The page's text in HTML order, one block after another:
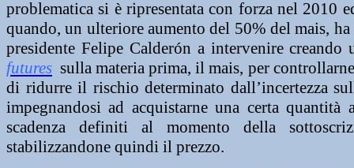
problematica si è ripresentata con forza nel 2010
quando, un ulteriore aumento del 50% del mais,
presidente Felipe Calderón a intervenire creando
futures sulla materia prima, il mais, per
di ridurre il rischio determinato dall’incertezza
impegnandosi ad acquistarne una certa
scadenza definiti al momento della
stabilizzandone quindi il prezzo.